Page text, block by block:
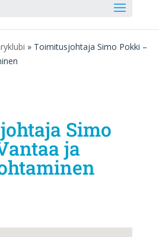
» Toimitusjohtaja Simo Pokki –
Simo
ja